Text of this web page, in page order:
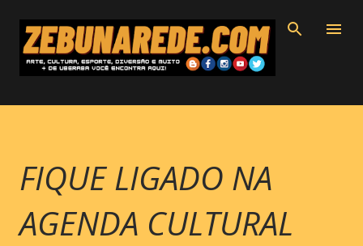
Pular para o conteúdo principal
FIQUE LIGADO NA
AGENDA CULTURAL